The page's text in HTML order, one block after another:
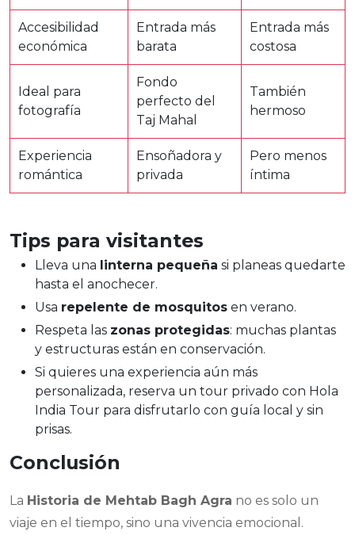
Accesibilidad
económica
Entrada más
barata
Entrada más
costosa
Ideal para
fotografía
Fondo
perfecto del
Taj Mahal
También
hermoso
Experiencia
romántica
Ensoñadora y
privada
Pero menos
íntima
Tips para visitantes
Lleva una linterna pequeña si planeas quedarte
hasta el anochecer.
Usa repelente de mosquitos en verano.
Respeta las zonas protegidas: muchas plantas
y estructuras están en conservación.
Si quieres una experiencia aún más
personalizada, reserva un tour privado con Hola
India Tour para disfrutarlo con guía local y sin
prisas.
Conclusión
La Historia de Mehtab Bagh Agra no es solo un
viaje en el tiempo, sino una vivencia emocional.